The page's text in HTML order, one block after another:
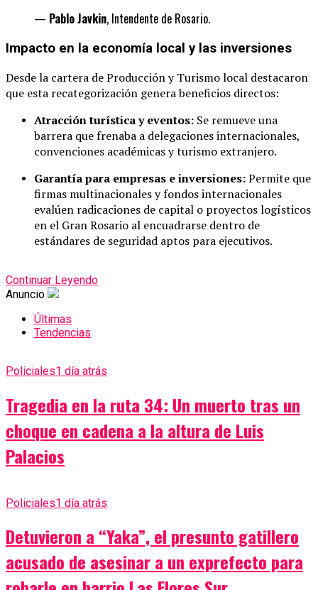
— Pablo Javkin, Intendente de Rosario.
Impacto en la economía local y las inversiones
Desde la cartera de Producción y Turismo local destacaron
que esta recategorización genera beneficios directos:
Atracción turística y eventos: Se remueve una
barrera que frenaba a delegaciones internacionales,
convenciones académicas y turismo extranjero.
Garantía para empresas e inversiones:Permite que
firmas multinacionales y fondos internacionales
evalúen radicaciones de capital o proyectos logísticos
en el Gran Rosario al encuadrarse dentro de
estándares de seguridad aptos para ejecutivos.
Continuar Leyendo
Anuncio
Últimas
Tendencias
Policiales1 día atrás
Tragedia en la ruta 34: Un muerto tras un
choque en cadena a la altura de Luis
Palacios
Policiales1 día atrás
Detuvieron a “Yaka”, el presunto gatillero
acusado de asesinar a un exprefecto para